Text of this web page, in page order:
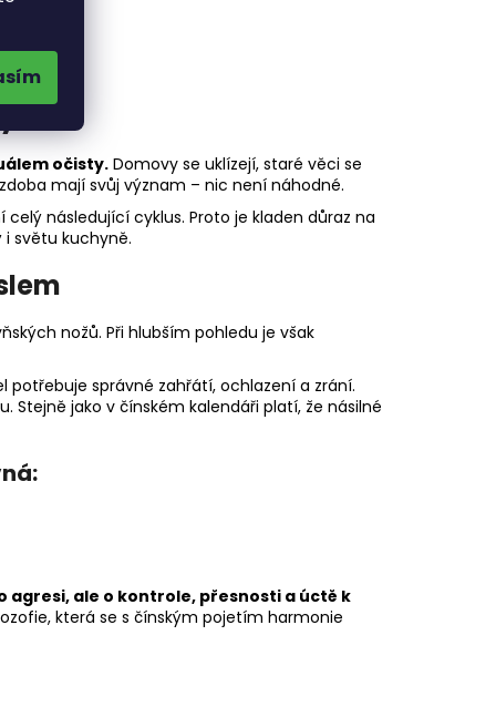
očisty. Domovy se uklízejí, staré věci se
mají svůj význam – nic není náhodné.
následující cyklus. Proto je kladen důraz na
světu kuchyně.
nožů. Při hlubším pohledu je však
potřebuje správné zahřátí, ochlazení a zrání.
Stejně jako v čínském kalendáři platí, že násilné
agresi, ale o kontrole, přesnosti a úctě k
která se s čínským pojetím harmonie